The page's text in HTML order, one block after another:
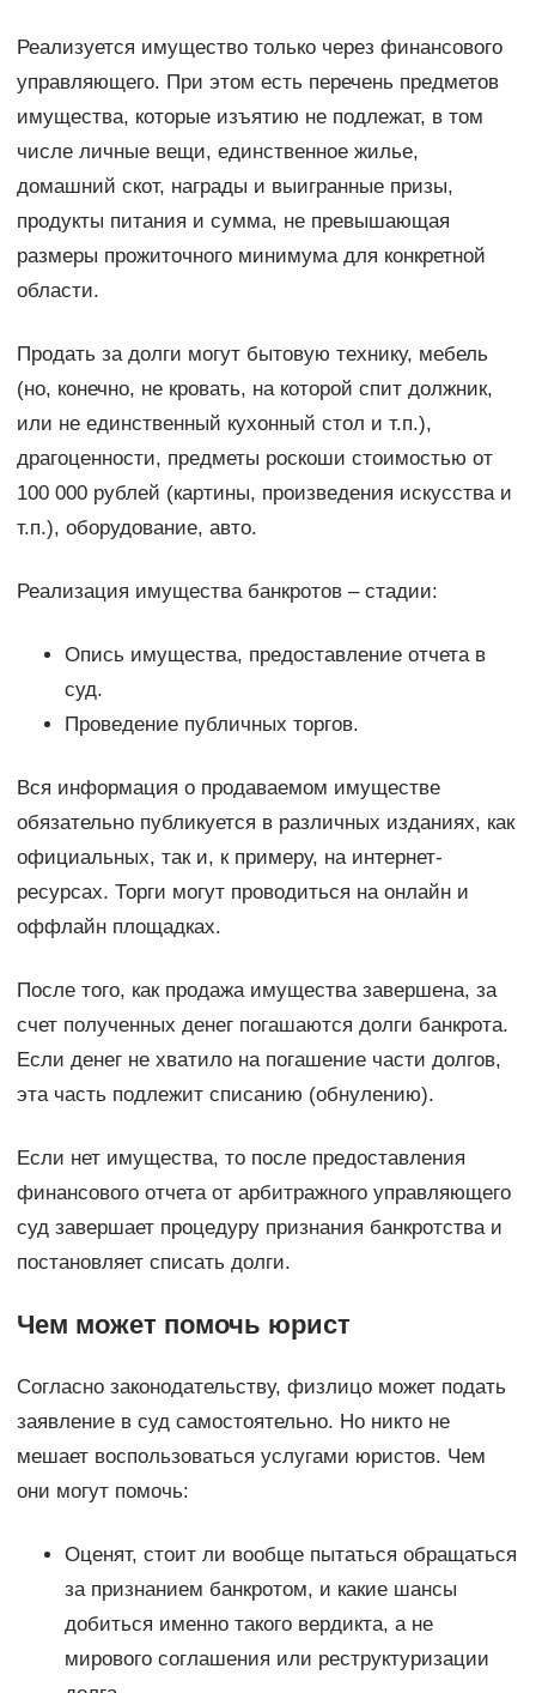
Реализуется имущество только через финансового
управляющего. При этом есть перечень предметов
имущества, которые изъятию не подлежат, в том
числе личные вещи, единственное жилье,
домашний скот, награды и выигранные призы,
продукты питания и сумма, не превышающая
размеры прожиточного минимума для конкретной
области.
Продать за долги могут бытовую технику, мебель
(но, конечно, не кровать, на которой спит должник,
или не единственный кухонный стол и т.п.),
драгоценности, предметы роскоши стоимостью от
100 000 рублей (картины, произведения искусства и
т.п.), оборудование, авто.
Реализация имущества банкротов – стадии:
Опись имущества, предоставление отчета в
суд.
Проведение публичных торгов.
Вся информация о продаваемом имуществе
обязательно публикуется в различных изданиях, как
официальных, так и, к примеру, на интернет-
ресурсах. Торги могут проводиться на онлайн и
оффлайн площадках.
После того, как продажа имущества завершена, за
счет полученных денег погашаются долги банкрота.
Если денег не хватило на погашение части долгов,
эта часть подлежит списанию (обнулению).
Если нет имущества, то после предоставления
финансового отчета от арбитражного управляющего
суд завершает процедуру признания банкротства и
постановляет списать долги.
Чем может помочь юрист
Согласно законодательству, физлицо может подать
заявление в суд самостоятельно. Но никто не
мешает воспользоваться услугами юристов. Чем
они могут помочь:
Оценят, стоит ли вообще пытаться обращаться
за признанием банкротом, и какие шансы
добиться именно такого вердикта, а не
мирового соглашения или реструктуризации